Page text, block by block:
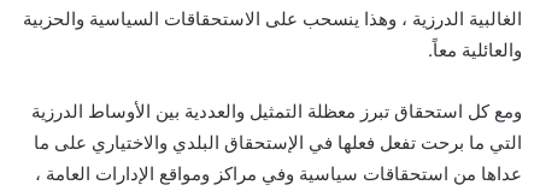
الغالبية الدرزية ، وهذا ينسحب على الاستحقاقات السياسية والحزبية
والعائلية معاً.
ومع كل استحقاق تبرز معظلة التمثيل والعددية بين الأوساط الدرزية
التي ما برحت تفعل فعلها في الإستحقاق البلدي والاختياري على ما
عداها من استحقاقات سياسية وفي مراكز ومواقع الإدارات العامة ،